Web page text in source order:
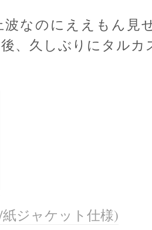
波なのにええもん見
、久しぶりにタルカ
ジャケット仕様)